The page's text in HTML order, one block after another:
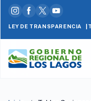
LEY DE TRANSPARENCIA |